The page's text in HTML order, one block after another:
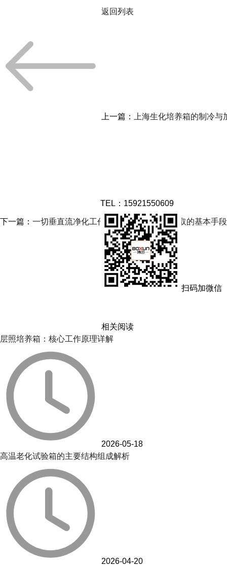
返回列表
上一篇： 上海生化培养箱的制冷
下一篇： 一切垂直流净化工作台为达到净化目的采取的基本手
相关阅读
层照培养箱：核心工作原理详解
2026-05-18
高温老化试验箱的主要结构组成解析
2026-04-20
TEL：15921550609
扫码加微信